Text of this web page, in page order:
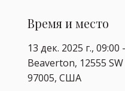
Время и место
13 дек. 2025 г., 09:00
Beaverton, 12555
97005, США